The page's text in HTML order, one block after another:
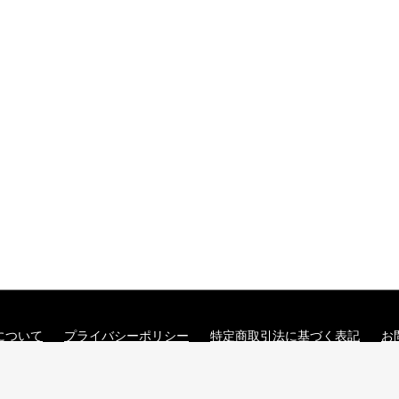
ついて プライバシーポリシー 特定商取引法に基づく表記 お